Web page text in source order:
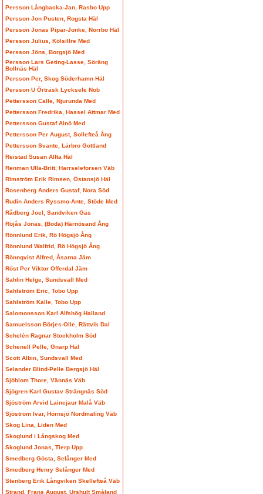
Persson Långbacka-Jan, Rasbo Upp
Persson Jon Pusten, Rogsta Häl
Persson Jonas Pipar-Jonke, Norrbo Häl
Persson Julius, Kölsillre Med
Persson Jöns, Borgsjö Med
Persson Lars Geting-Lasse, Söräng
Bollnäs Häl
Persson Per, Skog Söderhamn Häl
Persson U Örträsk Lycksele Nob
Pettersson Calle, Njurunda Med
Pettersson Fredrika, Hassel Attmar Med
Pettersson Gustaf Alnö Med
Pettersson Per August, Sollefteå Ång
Pettersson Svante, Lärbro Gottland
Reistad Susan Alfta Häl
Renman Ulla-Britt, Harrseleforsen Väb
Rimström Erik Rimsen, Östansjö Häl
Rosenberg Anders Gustaf, Nora Söd
Rudin Anders Ryssmo-Ante, Stöde Med
Rådberg Joel, Sandviken Gäs
Röjås Jonas, (Boda) Härnösand Ång
Rönnlund Erik, Rö Högsjö Ång
Rönnlund Walfrid, Rö Högsjö Ång
Rönnqvist Alfred, Åsarna Jäm
Röst Per Viktor Offerdal Jäm
Sahlin Helge, Sundsvall Med
Sahlström Eric, Tobo Upp
Sahlström Kalle, Tobo Upp
Salomonsson Karl Alfshög Halland
Samuelsson Börjes-Olle, Rättvik Dal
Schelén Ragnar Stockholm Söd
Schenell Pelle, Gnarp Häl
Scott Albin, Sundsvall Med
Selander Blind-Pelle Bergsjö Häl
Sjöblom Thore, Vännäs Väb
Sjögren Karl Gustav Strängnäs Söd
Sjöström Arvid Lainejaur Malå Väb
Sjöström Ivar, Hörnsjö Nordmaling Väb
Skog Lina, Liden Med
Skoglund i Långskog Med
Skoglund Jonas, Tierp Upp
Smedberg Gösta, Selånger Med
Smedberg Henry Selånger Med
Stenberg Erik Långviken Skellefteå Väb
Strand, Frans August, Urshult Småland